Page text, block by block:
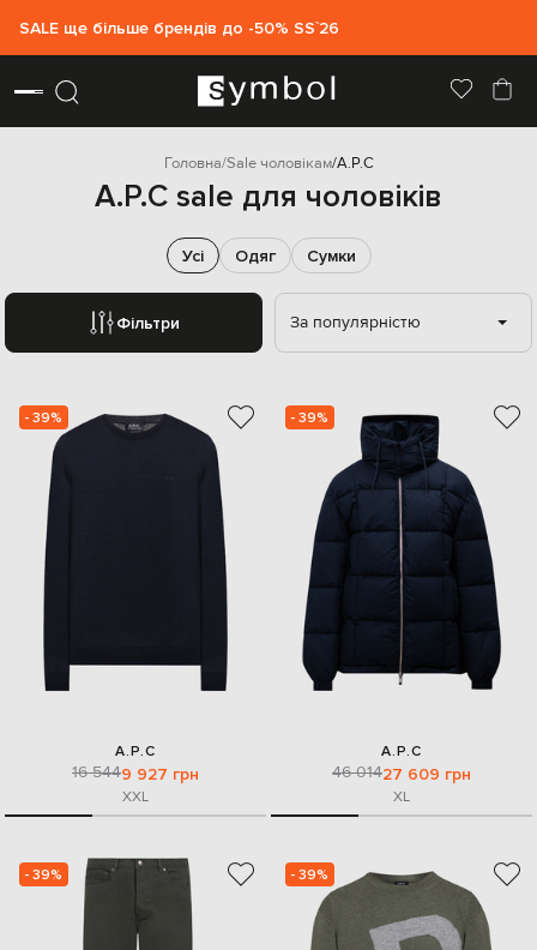
SALE ще більше брендів до -50% SS`26
Головна Sale чоловікам A.P.C
A.P.C sale для чоловіків
Фільтри
Усі Одяг Сумки
За популярністю
- 39%
A.P.C
16 5449 927 грн
XXL
- 39%
A.P.C
46 01427 609 грн
XL
- 39% - 39%